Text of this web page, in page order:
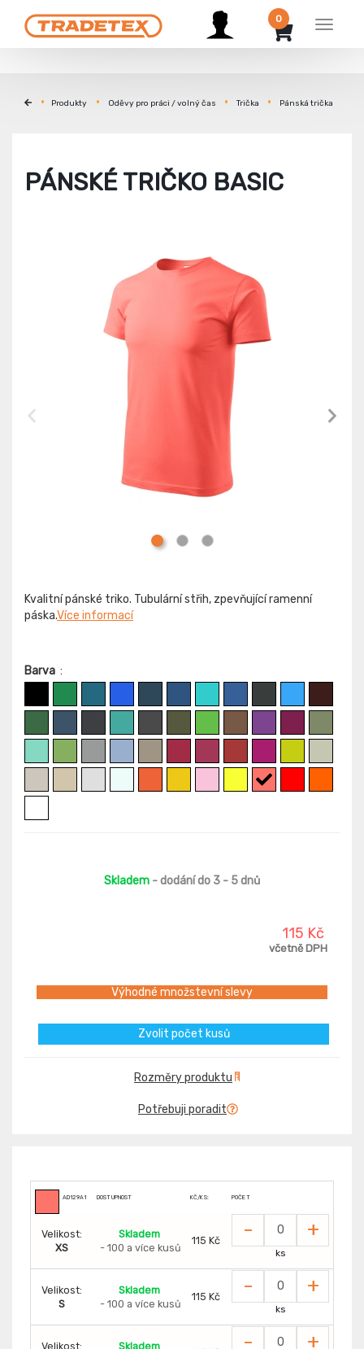
Menu
0
Produkty Oděvy pro práci / volný čas Trička Pánská trička
PÁNSKÉ TRIČKO BASIC
Kvalitní pánské triko. Tubulární střih, zpevňující ramenní
páska.Více informací
Barva :
Skladem - dodání do 3 - 5 dnů
115 Kč
včetně DPH
Výhodné množstevní slevy
Zvolit počet kusů
Rozměry produktu
Potřebuji poradit
AD129A1 DOSTUPNOST KČ/KS: POČET
Velikost:
XS
Skladem
- 100 a více kusů
115 Kč - +
ks
Velikost:
S
Skladem
- 100 a více kusů
115 Kč - +
ks
Velikost:
Skladem
- +